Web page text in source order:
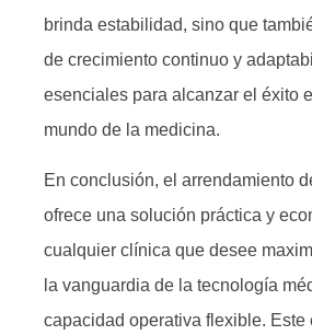
brinda estabilidad, sino que
de crecimiento continuo y
esenciales para alcanzar el éxito
mundo de la medicina.
En conclusión, el arrendamiento
ofrece una solución práctica y
cualquier clínica que desee
la vanguardia de la tecnología
capacidad operativa flexible. Este